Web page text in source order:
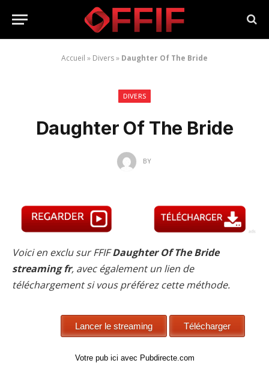
Accueil » Divers» Daughter Of The Bride
DIVERS
Daughter Of The Bride
BY
Voici en exclu sur FFIFDaughter Of The Bride
streaming fr, avec également un lien de
téléchargement si vous préférez cette méthode.
Votre pub ici avec Pubdirecte.com